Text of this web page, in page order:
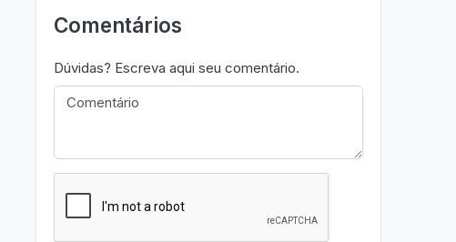
Comentários
Dúvidas? Escreva aqui seu comentário.